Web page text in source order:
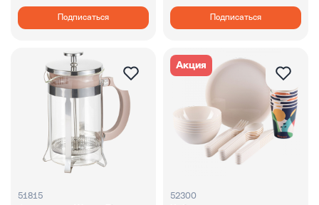
Подписаться Подписаться
51815
Акция
52300